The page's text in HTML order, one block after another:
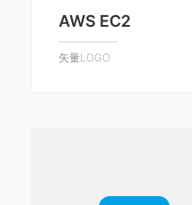
AWS EC2
矢量LOGO